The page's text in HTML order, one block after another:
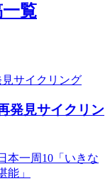
覧
発見サイクリン